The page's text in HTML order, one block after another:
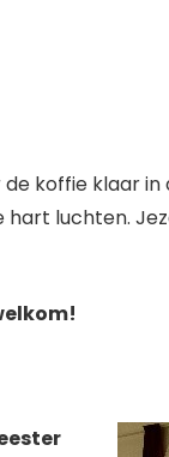
koffie klaar
luchten.